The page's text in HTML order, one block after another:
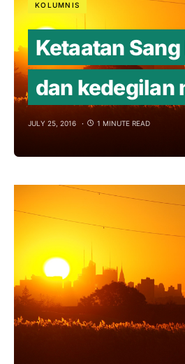
KOLUMNIS
Ketaatan
dan kedegilan
JULY 25, 2016 1 MINUTE READ